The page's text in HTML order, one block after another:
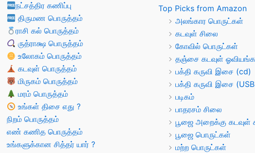
நட்சத்திர கணிப்பு
திருமண பொருத்தம்
ராசி கல் பொருத்தம்
ருத்ராக்ஷ பொருத்தம்
உலோகம் பொருத்தம்
கடவுள் பொருத்தம்
மிருகம் பொருத்தம்
மரம் பொருத்தம்
உங்கள் திசை எது ?
நிறம் பொருத்தம்
எண் கணித பொருத்தம்
உங்களுக்கான சித்தர் யார் ?
Top Picks from Amazon
அலங்கார பொருட்கள்
கடவுள் சிலை
கோவில் பொருட்கள்
தஞ்சை கடவுள்
பக்தி கருவி இசை (cd)
பக்தி கருவி இசை
படிகம்
பாதரசம் சிலை
பூஜை அறைக்கு கடவுள்
பூஜை பொருட்கள்
மற்ற பொருட்கள்